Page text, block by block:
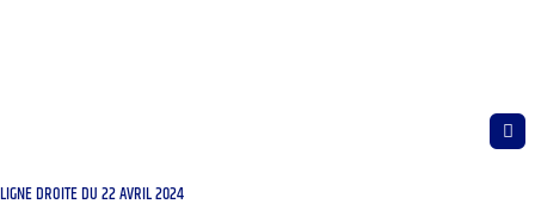
LIGNE DROITE DU 22 AVRIL 2024